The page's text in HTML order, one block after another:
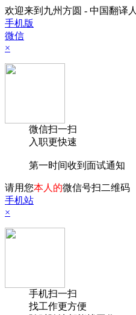
欢迎来到九州方圆 - 中国翻译
手机版
微信
×
微信扫一扫
入职更快速
第一时间收到面试通知
请用您本人的微信号扫二维码
手机站
×
手机扫一扫
找工作更方便